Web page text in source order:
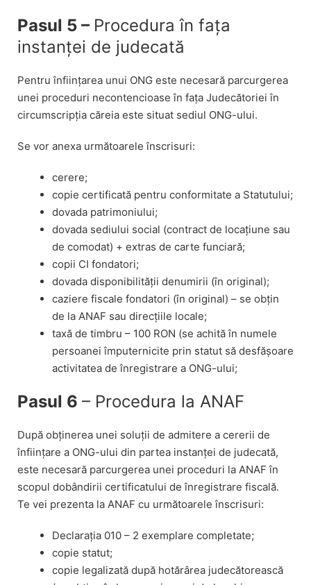
Pasul 5 – Procedura în fața
instanței de judecată
Pentru înființarea unui ONG este necesară parcurgerea
unei proceduri necontencioase în fața Judecătoriei în
circumscripția căreia este situat sediul ONG-ului.
Se vor anexa următoarele înscrisuri:
cerere;
copie certificată pentru conformitate a Statutului;
dovada patrimoniului;
dovada sediului social (contract de locațiune sau
de comodat) + extras de carte funciară;
copii CI fondatori;
dovada disponibilității denumirii (în original);
caziere fiscale fondatori (în original) – se obțin
de la ANAF sau direcțiile locale;
taxă de timbru – 100 RON (se achită în numele
persoanei împuternicite prin statut să desfășoare
activitatea de înregistrare a ONG-ului;
Pasul 6 – Procedura la ANAF
După obținerea unei soluții de admitere a cererii de
înființare a ONG-ului din partea instanței de judecată,
este necesară parcurgerea unei proceduri la ANAF în
scopul dobândirii certificatului de înregistrare fiscală.
Te vei prezenta la ANAF cu următoarele înscrisuri:
Declarația 010 – 2 exemplare completate;
copie statut;
copie legalizată după hotărârea judecătorească